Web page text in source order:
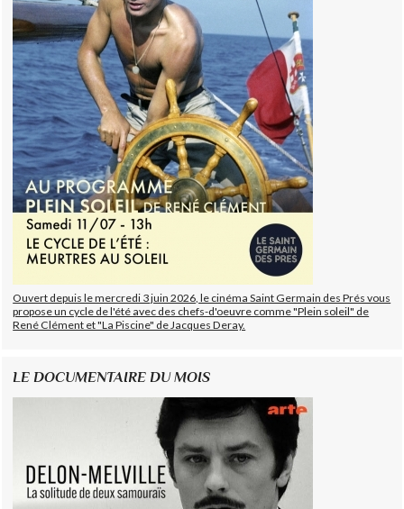
Ouvert depuis le mercredi 3 juin 2026, le cinéma Saint Germain des Prés vous
propose un cycle de l'été avec des chefs-d'oeuvre comme "Plein soleil" de
René Clément et "La Piscine" de Jacques Deray.
LE DOCUMENTAIRE DU MOIS